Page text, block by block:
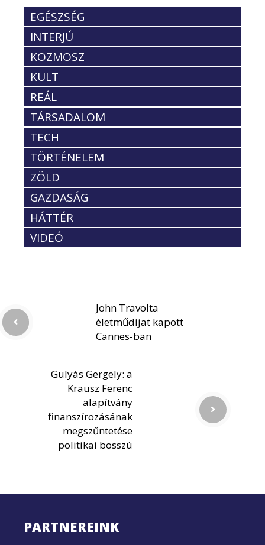
EGÉSZSÉG
INTERJÚ
KOZMOSZ
KULT
REÁL
TÁRSADALOM
TECH
TÖRTÉNELEM
ZÖLD
GAZDASÁG
HÁTTÉR
VIDEÓ
John Travolta
életműdíjat kapott
Cannes-ban
Gulyás Gergely: a
Krausz Ferenc
alapítvány
finanszírozásának
megszűntetése
politikai bosszú
PARTNEREINK